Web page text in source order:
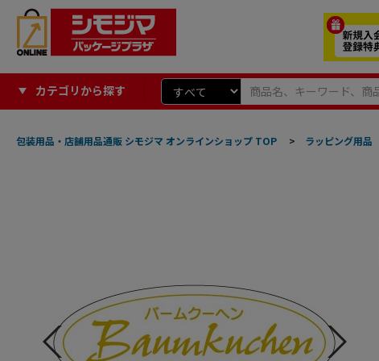
カテゴリから探す
包装用品・店舗用品通販 シモジマ オンラインショップ TOP > ラッピング用品